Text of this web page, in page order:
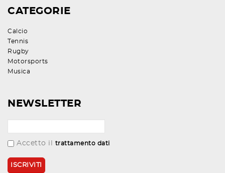
CATEGORIE
Calcio
Tennis
Rugby
Motorsports
Musica
NEWSLETTER
Accetto il trattamento dati